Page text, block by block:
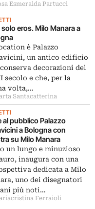
Esmeralda Partucci
eros. Milo Manara a
è Palazzo
un antico edificio
decorazioni del
secolo e che, per la
volta,…
Santacatterina
al pubblico Palazzo
a Bologna con
su Milo Manara
un lungo e minuzioso
inaugura con una
dedicata a Milo
uno dei disegnatori
più noti…
Ferraioli